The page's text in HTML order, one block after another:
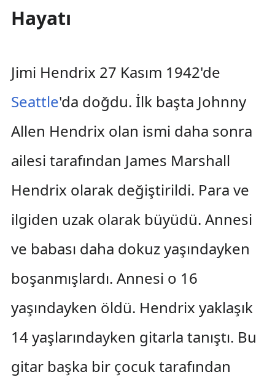
Hayatı
Jimi Hendrix 27 Kasım 1942'de
Seattle'da doğdu. İlk başta Johnny
Allen Hendrix olan ismi daha sonra
ailesi tarafından James Marshall
Hendrix olarak değiştirildi. Para ve
ilgiden uzak olarak büyüdü. Annesi
ve babası daha dokuz yaşındayken
boşanmışlardı. Annesi o 16
yaşındayken öldü. Hendrix yaklaşık
14 yaşlarındayken gitarla tanıştı. Bu
gitar başka bir çocuk tarafından